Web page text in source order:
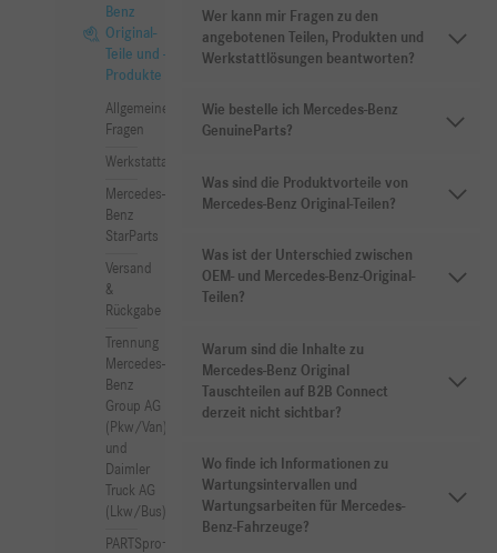
Benz
Original-
Teile und -
Produkte
Allgemeine
Fragen
Werkstattausrüstung
Mercedes-
Benz
StarParts
Versand
&
Rückgabe
Trennung
Mercedes-
Benz
Group AG
(Pkw/Van)
und
Daimler
Truck AG
(Lkw/Bus)
PARTSpro+
Wer kann mir Fragen zu den
angebotenen Teilen, Produkten und
Werkstattlösungen beantworten?
Wie bestelle ich Mercedes-Benz
GenuineParts?
Was sind die Produktvorteile von
Mercedes-Benz Original-Teilen?
Was ist der Unterschied zwischen
OEM- und Mercedes-Benz-Original-
Teilen?
Warum sind die Inhalte zu
Mercedes-Benz Original
Tauschteilen auf B2B Connect
derzeit nicht sichtbar?
Wo finde ich Informationen zu
Wartungsintervallen und
Wartungsarbeiten für Mercedes-
Benz-Fahrzeuge?